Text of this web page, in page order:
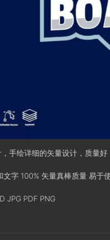
手绘详细的矢量设计，质量
字 100% 矢量真棒质量 易于
JPG PDF PNG